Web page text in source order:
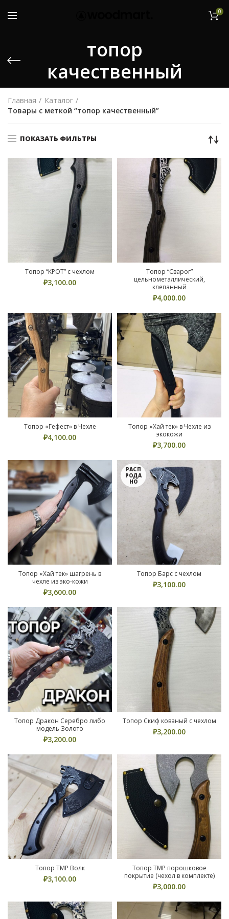
0
топор
качественный
Главная
Каталог
Товары с меткой “топор качественный”
ПОКАЗАТЬ ФИЛЬТРЫ
Топор “КРОТ” с чехлом
₽3,100.00
Топор “Сварог”
цельнометаллический,
клепанный
₽4,000.00
Топор «Гефест» в Чехле
₽4,100.00
Топор «Хай тек» в Чехле из
экокожи
₽3,700.00
Топор «Хай тек» шагрень в
чехле из эко-кожи
₽3,600.00
РАСП
РОДА
НО
Топор Барс с чехлом
₽3,100.00
Топор Дракон Серебро либо
модель Золото
₽3,200.00
Топор Скиф кованый с чехлом
₽3,200.00
Топор ТМР Волк
₽3,100.00
Топор ТМР порошковое
покрытие (чехол в комплекте)
₽3,000.00